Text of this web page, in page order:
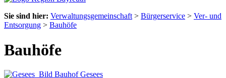
Sie sind hier: Verwaltungsgemeinschaft > Bürgerservice > Ver- und
Entsorgung > Bauhöfe
Bauhöfe